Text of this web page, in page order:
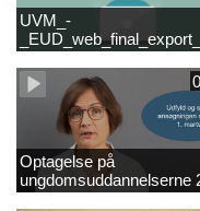
UVM_-
Optagelse på
ungdomsuddannelserne